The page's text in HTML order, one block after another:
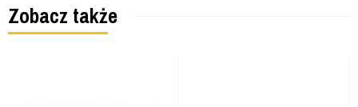
Zobacz także